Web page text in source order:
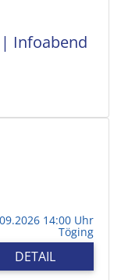
Infoabend
14:00 Uhr
Töging
DETAIL